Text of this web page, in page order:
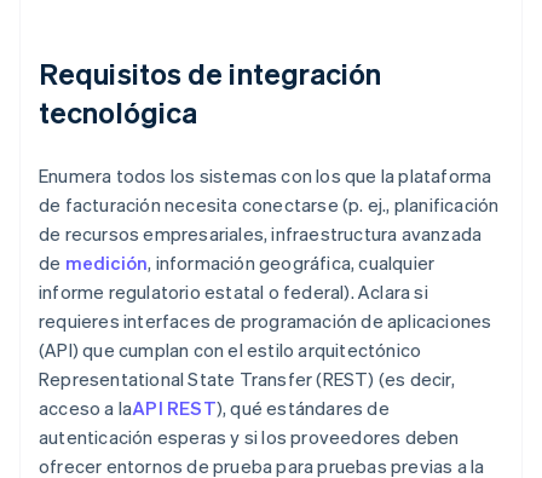
Requisitos de integración
tecnológica
Enumera todos los sistemas con los que la plataforma
de facturación necesita conectarse (p. ej., planificación
de recursos empresariales, infraestructura avanzada
de medición, información geográfica, cualquier
informe regulatorio estatal o federal). Aclara si
requieres interfaces de programación de aplicaciones
(API) que cumplan con el estilo arquitectónico
Representational State Transfer (REST) (es decir,
acceso a laAPI REST), qué estándares de
autenticación esperas y si los proveedores deben
ofrecer entornos de prueba para pruebas previas a la